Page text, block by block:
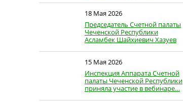
18 Мая 2026
Председатель Счетной палаты
Чеченской Республики
Асламбек Шайхиевич Хазуев
15 Мая 2026
Инспекция Аппарата Счетной
палаты Чеченской Республики
приняла участие в вебинаре…